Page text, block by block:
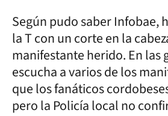
Según pudo saber Infobae,
la T con un corte en la
manifestante herido. En las
escucha a varios de los
que los fanáticos
pero la Policía local no